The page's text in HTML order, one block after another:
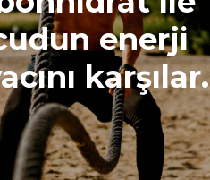
enerji
karşılar.